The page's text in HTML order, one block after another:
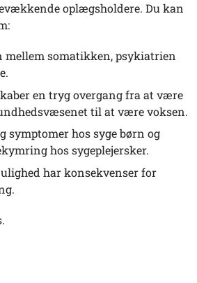
oplægsholdere. Du kan
mellem somatikken, psykiatrien
en tryg overgang fra at være
til at være voksen.
symptomer hos syge børn og
hos sygeplejersker.
har konsekvenser for